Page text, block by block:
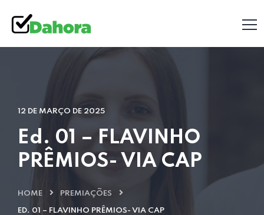
12 DE MARÇO DE 2025
Ed. 01 – FLAVINHO
PRÊMIOS- VIA CAP
HOME PREMIAÇÕES
ED. 01 – FLAVINHO PRÊMIOS- VIA CAP